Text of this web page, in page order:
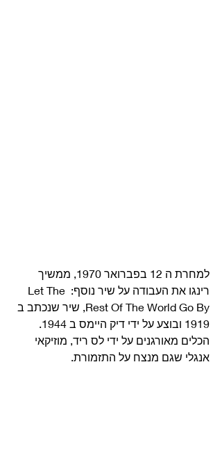
למחרת ה 12 בפברואר 1970, ממשיך
רינגו את העבודה על שיר נוסף: Let The
Rest Of The World Go By, שיר שנכתב ב
1919 ובוצע על ידי דיק היימס ב 1944.
הכלים מאורגנים על ידי לס ריד, מוזיקאי
אנגלי שגם מנצח על התזמורת.